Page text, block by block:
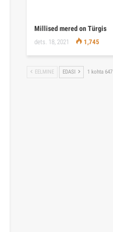
Millised mered on Türgis
dets. 18, 2021 1,745
EELMINE EDASI 1 kohta 647